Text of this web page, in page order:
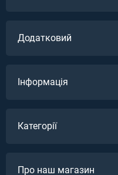
Додатковий
Інформація
Категорії
Про наш магазин